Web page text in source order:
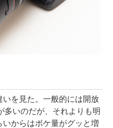
を見た。一般的には開放
多いのだが、それよりも明
からはボケ量がグッと増